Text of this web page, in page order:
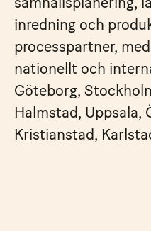
inredning och
processpartner,
nationellt och
Göteborg,
Halmstad, Uppsala,
Kristianstad,